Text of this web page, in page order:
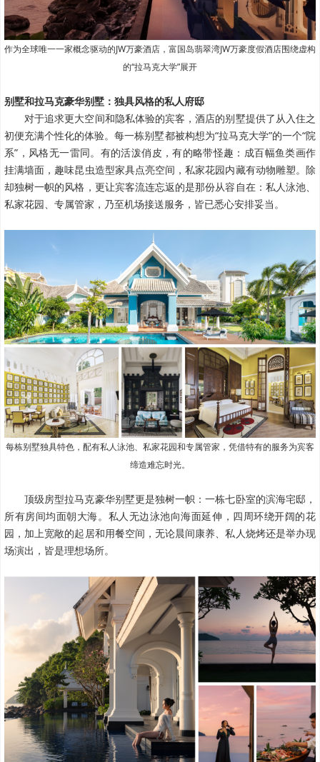
作为全球唯一一家概念驱动的JW万豪酒店，富国岛翡翠湾JW万豪度假酒店围绕虚构
的“拉马克大学”展开
别墅和拉马克豪华别墅：独具风格的私人府邸
对于追求更大空间和隐私体验的宾客，酒店的别墅提供了从入住之
初便充满个性化的体验。每一栋别墅都被构想为“拉马克大学”的一个“院
系”，风格无一雷同。有的活泼俏皮，有的略带怪趣：成百幅鱼类画作
挂满墙面，趣味昆虫造型家具点亮空间，私家花园内藏有动物雕塑。除
却独树一帜的风格，更让宾客流连忘返的是那份从容自在：私人泳池、
私家花园、专属管家，乃至机场接送服务，皆已悉心安排妥当。
每栋别墅独具特色，配有私人泳池、私家花园和专属管家，凭借特有的服务为宾客
缔造难忘时光。
顶级房型拉马克豪华别墅更是独树一帜：一栋七卧室的滨海宅邸，
所有房间均面朝大海。私人无边泳池向海面延伸，四周环绕开阔的花
园，加上宽敞的起居和用餐空间，无论晨间康养、私人烧烤还是举办现
场演出，皆是理想场所。